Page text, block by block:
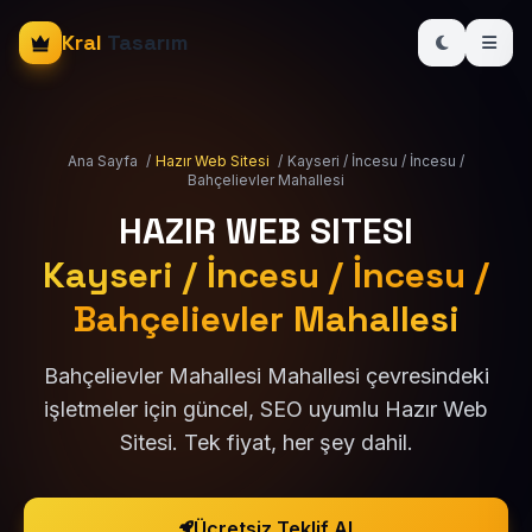
Kral Tasarım
Ana Sayfa / Hazır Web Sitesi / Kayseri / İncesu / İncesu /
Bahçelievler Mahallesi
HAZIR WEB SITESI
Kayseri / İncesu / İncesu /
Bahçelievler Mahallesi
Bahçelievler Mahallesi Mahallesi çevresindeki
işletmeler için güncel, SEO uyumlu Hazır Web
Sitesi. Tek fiyat, her şey dahil.